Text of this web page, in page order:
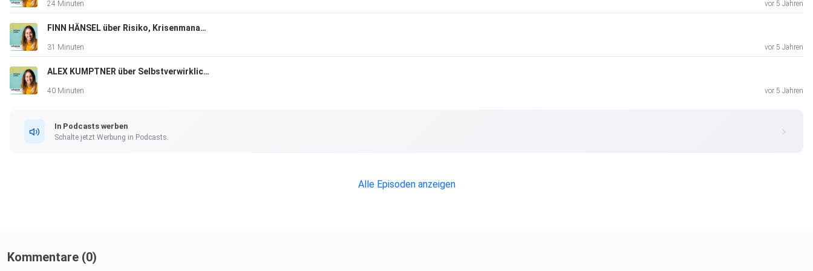
24 Minuten vor 5 Jahren
FINN HÄNSEL über Risiko, Krisenmanagement und seinen Antrieb
31 Minuten vor 5 Jahren
ALEX KUMPTNER über Selbstverwirklichung, Unersättlichkeit, Social Media Hate und das Streben nach Glück
40 Minuten vor 5 Jahren
In Podcasts werben
Schalte jetzt Werbung in Podcasts.
Alle Episoden anzeigen
Kommentare (0)